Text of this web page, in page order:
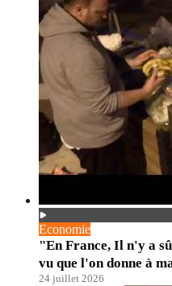
Economie
"En France, Il n'y a
vu que l'on donne à
24 juillet 2026